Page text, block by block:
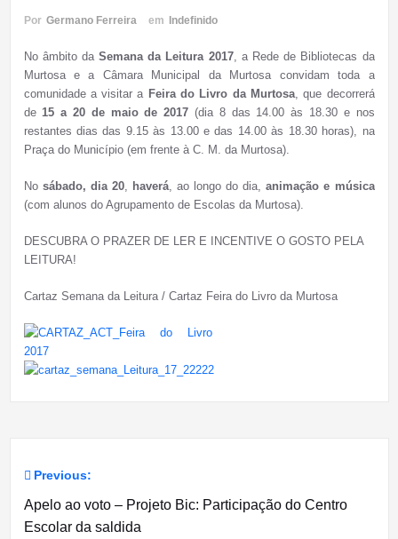
Por Germano Ferreira em Indefinido
No âmbito daSemana da Leitura 2017, a Rede de Bibliotecas da
Murtosa e a Câmara Municipal da Murtosa convidam toda a
comunidade a visitar a Feira do Livro da Murtosa, que decorrerá
de15 a 20 de maio de 2017 (dia 8 das 14.00 às 18.30 e nos
restantes dias das 9.15 às 13.00 e das 14.00 às 18.30 horas), na
Praça do Município (em frente à C. M. da Murtosa).
No sábado, dia 20, haverá, ao longo do dia,animação e música
(com alunos do Agrupamento de Escolas da Murtosa).
DESCUBRA O PRAZER DE LER E INCENTIVE O GOSTO PELA
LEITURA!
Cartaz Semana da Leitura / Cartaz Feira do Livro da Murtosa
Navegação
de
Previous:
Apelo ao voto – Projeto Bic: Participação do Centro
Escolar da saldida